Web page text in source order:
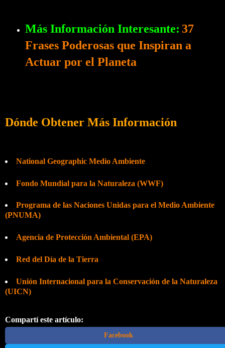
Más Información Interesante: 37
Frases Poderosas que Inspiran a
Actuar por el Planeta
Dónde Obtener Más Información
National Geographic Medio Ambiente
Fondo Mundial para la Naturaleza (WWF)
Programa de las Naciones Unidas para el Medio Ambiente
(PNUMA)
Agencia de Protección Ambiental (EPA)
Red del Día de la Tierra
Unión Internacional para la Conservación de la Naturaleza
(UICN)
Compartí este artículo:
Facebook